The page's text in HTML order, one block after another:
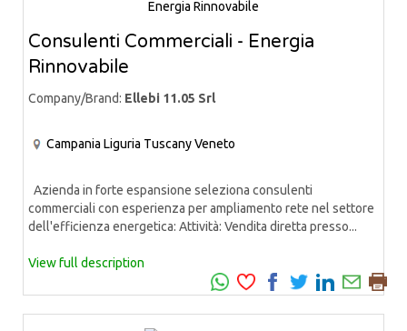
Consulenti Commerciali - Energia
Rinnovabile
Company/Brand: Ellebi 11.05 Srl
Campania Liguria TuscanyVeneto
Azienda in forte espansione seleziona consulenti
commerciali con esperienza per ampliamento rete nel settore
dell'efficienza energetica: Attività: Vendita diretta presso...
View full description